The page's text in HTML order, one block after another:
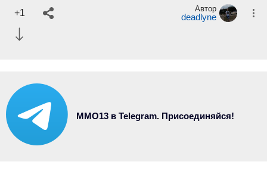
+1 Автор
deadlyne
MMO13 в Telegram. Присоединяйся!